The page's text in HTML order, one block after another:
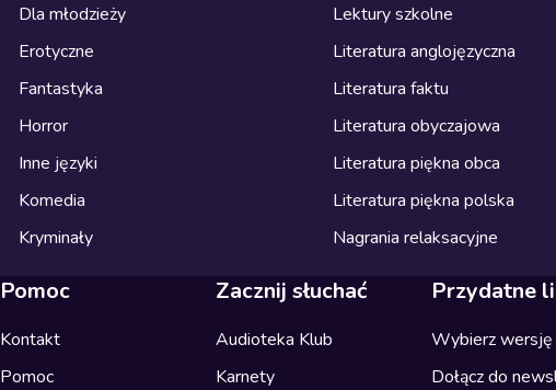
Dla młodzieży
Erotyczne
Fantastyka
Horror
Inne języki
Komedia
Kryminały
Lektury szkolne
Literatura anglojęzyczna
Literatura faktu
Literatura obyczajowa
Literatura piękna obca
Literatura piękna polska
Nagrania relaksacyjne
Pomoc
Kontakt
Pomoc
Zacznij słuchać
Audioteka Klub
Karnety
Przydatne
Wybierz
Dołącz do